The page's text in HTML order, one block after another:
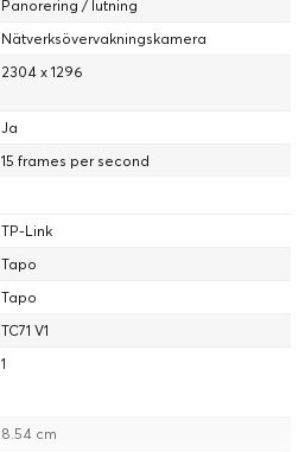
Panorering / lutning
Nätverksövervakningskamera
2304 x 1296
Ja
15 frames per second
TP-Link
Tapo
Tapo
TC71 V1
1
8.54 cm